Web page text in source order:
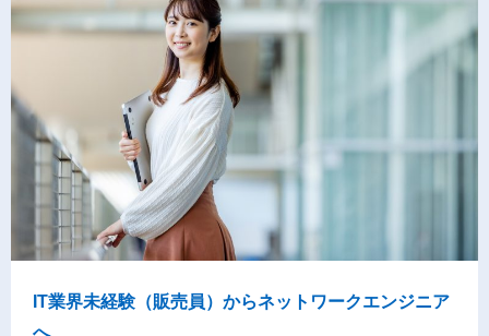
IT業界未経験（販売員）からネットワークエンジニア
へ